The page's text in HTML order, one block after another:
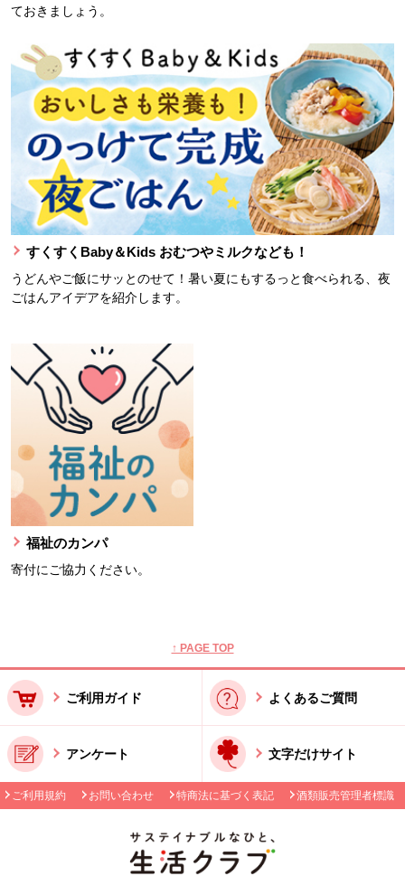
ておきましょう。
すくすくBaby＆Kids おむつやミルクなども！
うどんやご飯にサッとのせて！暑い夏にもするっと食べられる、夜
ごはんアイデアを紹介します。
福祉のカンパ
寄付にご協力ください。
↑ PAGE TOP
ご利用ガイド よくあるご質問
アンケート 文字だけサイト
ご利用規約 お問い合わせ 特商法に基づく表記 酒類販売管理者標識